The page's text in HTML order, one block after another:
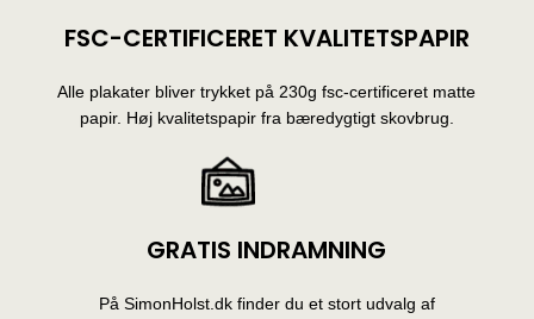
FSC-CERTIFICERET KVALITETSPAPIR
Alle plakater bliver trykket på 230g fsc-certificeret matte
papir. Høj kvalitetspapir fra bæredygtigt skovbrug.
GRATIS INDRAMNING
På SimonHolst.dk finder du et stort udvalg af